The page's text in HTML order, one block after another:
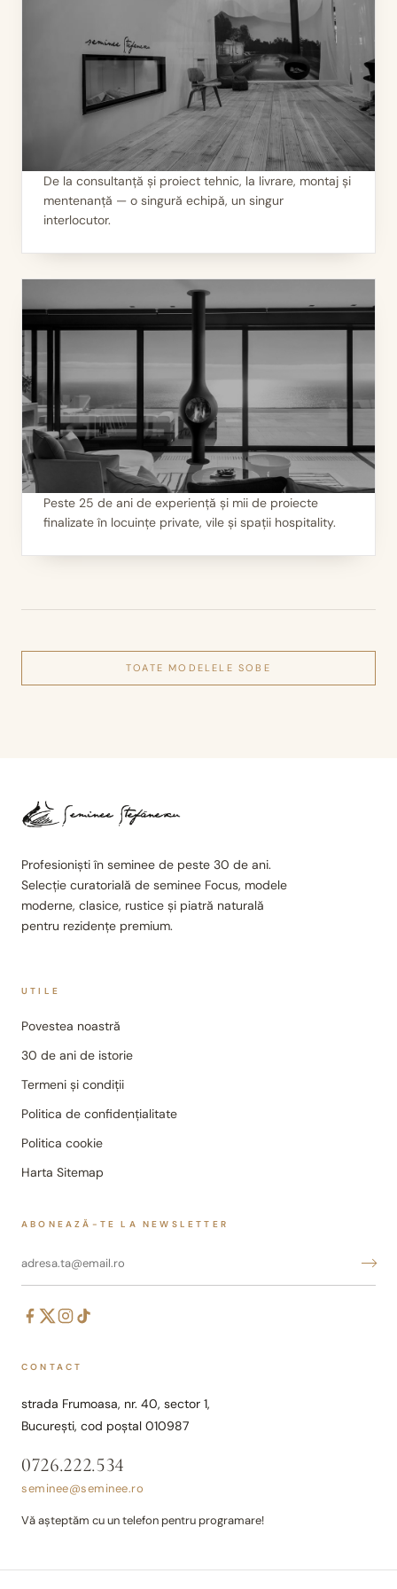
II
Servicii 360°
De la consultanță și proiect tehnic, la livrare, montaj și
mentenanță — o singură echipă, un singur
interlocutor.
III
Peste 25 de ani de experiență și mii de proiecte
finalizate în locuințe private, vile și spații hospitality.
TOATE MODELELESOBE
Profesioniști în seminee de peste 30 de ani.
Selecție curatorială de seminee Focus, modele
moderne, clasice, rustice și piatră naturală
pentru rezidențe premium.
UTILE
Povestea noastră
30 de ani de istorie
Termeni și condiții
Politica de confidențialitate
Politica cookie
Harta Sitemap
ABONEAZĂ-TE LA NEWSLETTER
CONTACT
strada Frumoasa, nr. 40, sector 1,
București, cod poștal 010987
0726.222.534
seminee@seminee.ro
Vă așteptăm cu un telefon pentru programare!